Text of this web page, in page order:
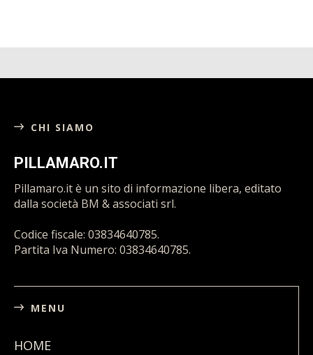
CHI SIAMO
PILLAMARO.IT
Pillamaro.it è un sito di informazione libera, editato
dalla società BM & associati srl.
Codice fiscale: 03834640785.
Partita Iva Numero: 03834640785.
MENU
HOME